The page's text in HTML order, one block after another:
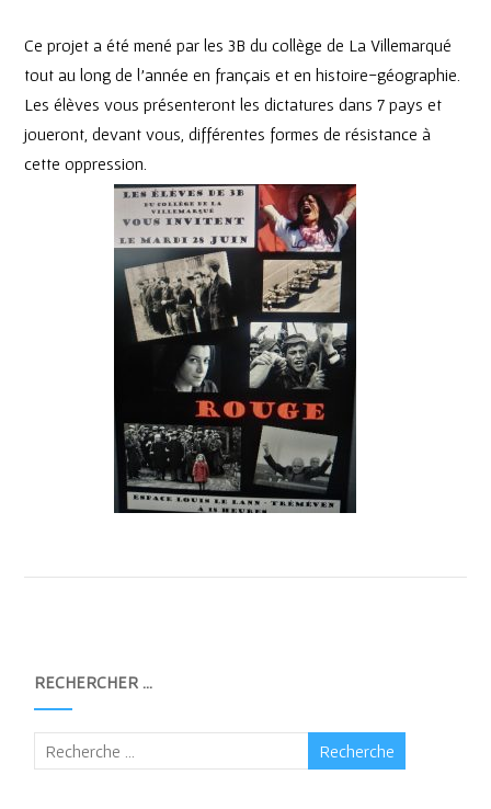
Ce projet a été mené par les 3B du collège de La Villemarqué
tout au long de l’année en français et en histoire-géographie.
Les élèves vous présenteront les dictatures dans 7 pays et
joueront, devant vous, différentes formes de résistance à
cette oppression.
RECHERCHER …